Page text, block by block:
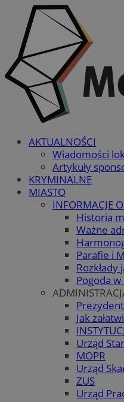
AKTUALNOŚCI
Wiadomości
Artykuły
KRYMINALNE
MIASTO
INFORMACJE
Historia
Ważne
Parafie i
Pogoda
Jak
Urząd
MOPR
Urząd
ZUS
Urząd